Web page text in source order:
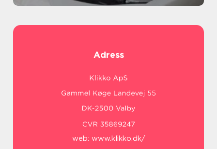
Adress
web: www.klikko.dk/